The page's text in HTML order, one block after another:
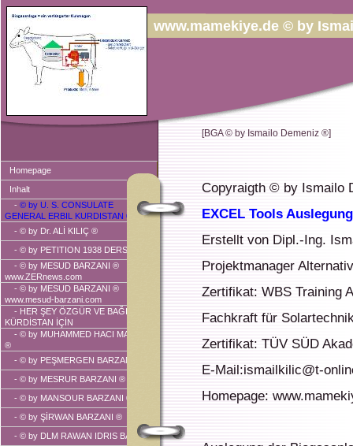
www.mamekiye.de © by
Homepage
Inhalt
- © by U. S. CONSULATE
GENERAL ERBIL KURDISTAN ®
- © by Dr. ALİ KILIÇ ®
- © by PETITION 1938 DERSIM ®
- © by MESUD BARZANI ®
www.ZERnews.com
- © by MESUD BARZANI ®
www.mesud-barzani.com
- HER ŞEY ÖZGÜR VE BAĞIMSIZ
KÜRDİSTAN İÇİN
- © by MUHAMMED HACI MAHMUD
®
- © by PEŞMERGEN BARZANI ®
- © by MESRUR BARZANI ®
- © by MANSOUR BARZANI ®
- © by ŞİRWAN BARZANI ®
- © by DLM RAWAN IDRIS BARZANI
[BGA © by Ismailo Demeniz ®]
Copyraigth © by Ismailo
EXCEL Tools
Erstellt von Dipl.-Ing.
Projektmanager
Zertifikat: WBS Training
Fachkraft für
Zertifikat: TÜV SÜD
E-Mail:ismailkilic@t-
Homepage: